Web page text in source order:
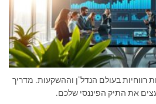
רווחיות בעולם הנדל"ן וההשקעות. מדריך
את התיק הפיננסי שלכם.